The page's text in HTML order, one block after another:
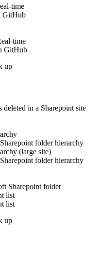
time
GitHub
time
GitHub
up
deleted in a Sharepoint site
folder hierarchy
(large site)
folder hierarchy
Sharepoint folder
list
list
up